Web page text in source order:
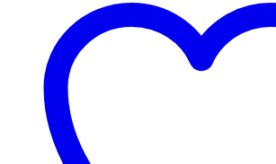
Mulighederne
varesiden